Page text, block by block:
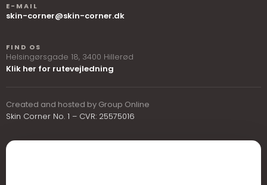
E-MAIL
skin-corner@skin-corner.dk
FIND OS
Helsingørsgade 18, ​3400 Hillerød
Klik her for rutevejledning
Created and hosted by Group Online
Skin Corner No. 1 – CVR: 25575016